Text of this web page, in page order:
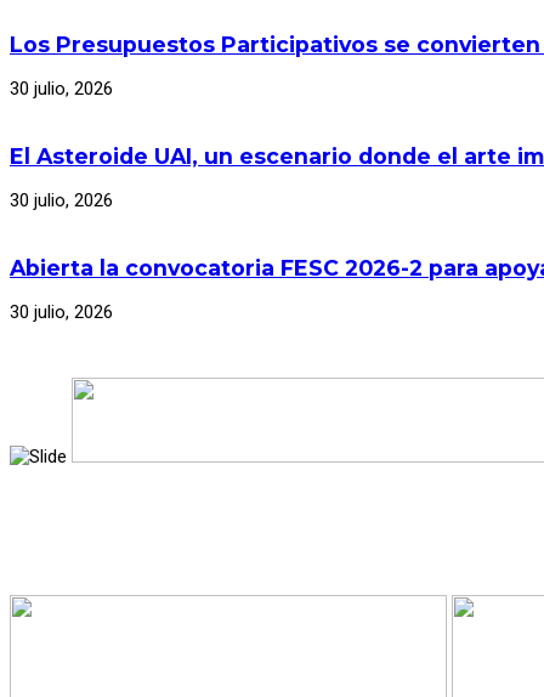
Los Presupuestos Participativos se convierten
30 julio, 2026
El Asteroide UAI, un escenario donde el arte
30 julio, 2026
Abierta la convocatoria FESC 2026-2 para
30 julio, 2026